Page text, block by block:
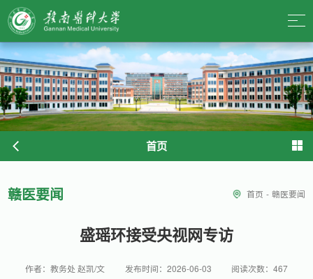
首页
赣医要闻 首页 - 赣医要闻
盛瑶环接受央视网专访
作者：教务处 赵凯/文 发布时间：2026-06-03 阅读次数： 467